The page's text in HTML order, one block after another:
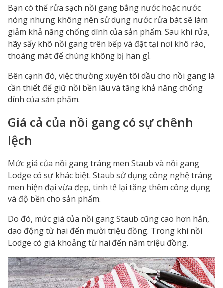
Bạn có thể rửa sạch nồi gang bằng nước hoặc nước
nóng nhưng không nên sử dụng nước rửa bát sẽ làm
giảm khả năng chống dính của sản phẩm. Sau khi rửa,
hãy sấy khô nồi gang trên bếp và đặt tại nơi khô ráo,
thoáng mát để chúng không bị han gỉ.
Bên cạnh đó, việc thường xuyên tôi dầu cho nồi gang là
cần thiết để giữ nồi bền lâu và tăng khả năng chống
dính của sản phẩm.
Giá cả của nồi gang có sự chênh
lệch
Mức giá của nồi gang tráng men Staub và nồi gang
Lodge có sự khác biệt. Staub sử dụng công nghệ tráng
men hiện đại vừa đẹp, tinh tế lại tăng thêm công dụng
và độ bền cho sản phẩm.
Do đó, mức giá của nồi gang Staub cũng cao hơn hẳn,
dao động từ hai đến mười triệu đồng. Trong khi nồi
Lodge có giá khoảng từ hai đến năm triệu đồng.